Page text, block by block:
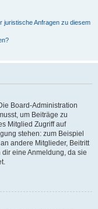
juristische Anfragen zu diesem
Board-Administration
um Beiträge zu
Mitglied Zugriff auf
stehen: zum Beispiel
andere Mitglieder, Beitritt
eine Anmeldung, da sie